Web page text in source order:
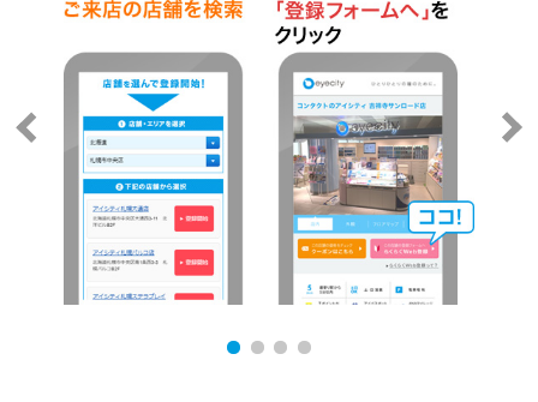
お客様のコンタクトライフを快適サポート！
ご来店いただいたその日から、ネット会員だけの
便利なサービスがご利用いただけます。
ネット会員サービスの詳細はこちら